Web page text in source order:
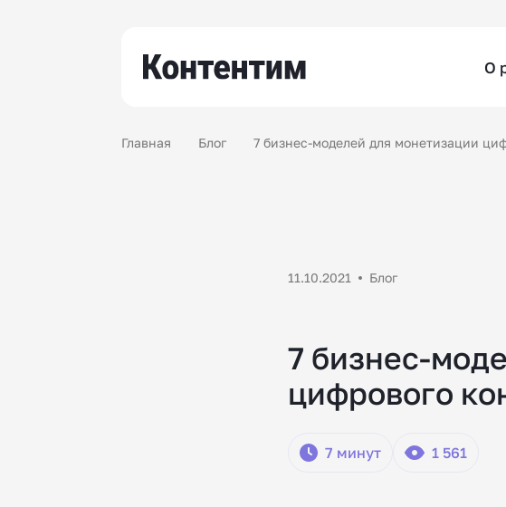
О
Главная Блог 7 бизнес-моделей для монетизации
11.10.2021 Блог
7 бизнес-
цифрового
7 минут 1 561